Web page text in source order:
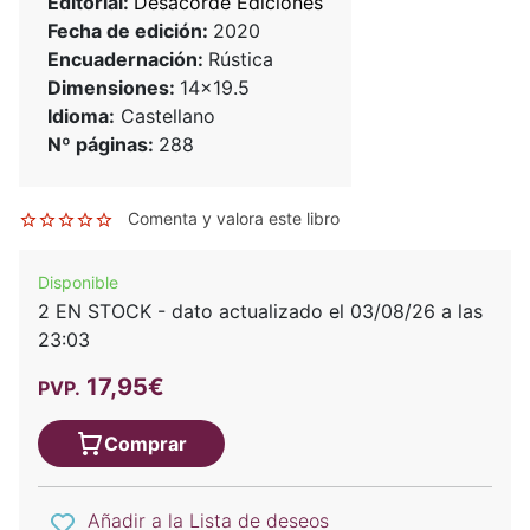
Fecha de edición: 2020
Encuadernación: Rústica
Dimensiones: 14x19.5
Idioma: Castellano
Nº páginas: 288
Comenta y valora este libro
Disponible
2 EN STOCK - dato actualizado el 03/08/26 a las
23:03
PVP. 17,95€
Comprar
Añadir a la Lista de deseos